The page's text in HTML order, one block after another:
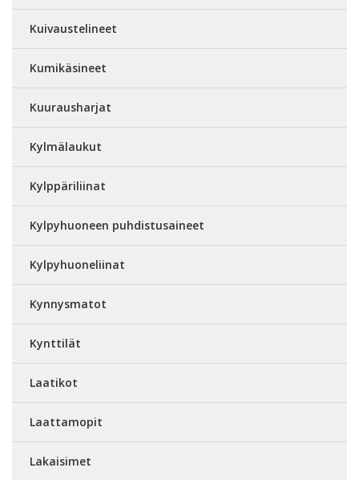
Kuivaustelineet
Kumikäsineet
Kuurausharjat
Kylmälaukut
Kylppäriliinat
Kylpyhuoneen puhdistusaineet
Kylpyhuoneliinat
Kynnysmatot
Kynttilät
Laatikot
Laattamopit
Lakaisimet